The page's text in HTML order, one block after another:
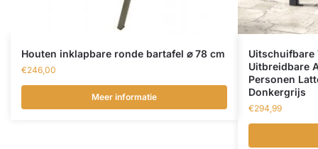
Houten inklapbare ronde bartafel ⌀ 78 cm
€246,00
Meer informatie
Uitschuifbare
Uitbreidbare
Personen
Donkergrijs
€294,99